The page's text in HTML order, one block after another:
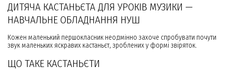
ДИТЯЧА КАСТАНЬЄТА ДЛЯ УРОКІВ МУЗИКИ —
НАВЧАЛЬНЕ ОБЛАДНАННЯ НУШ
Кожен маленький першокласник неодмінно захоче спробувати почути
звук маленьких яскравих кастаньєт, зроблених у формі звіряток.
ЩО ТАКЕ КАСТАНЬЄТИ